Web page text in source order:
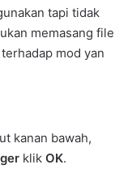
tapi tidak
memasang file
mod yan
kanan bawah,
klik OK.